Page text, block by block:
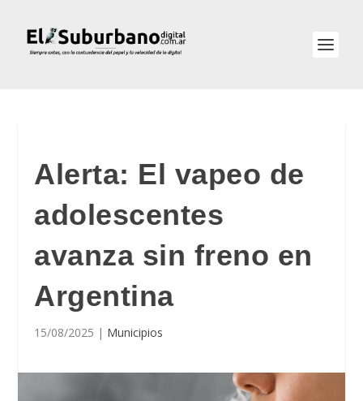
Alerta: El vapeo de
adolescentes
avanza sin freno en
Argentina
15/08/2025 | Municipios